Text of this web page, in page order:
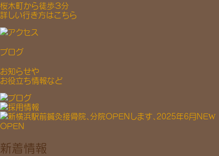
桜木町から徒歩３分
詳しい行き方はこちら
ブログ
お知らせや
お役立ち情報など
新着情報